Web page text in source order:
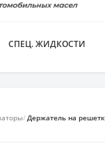
СПЕЦ. ЖИДКОСТИ
Держатель на